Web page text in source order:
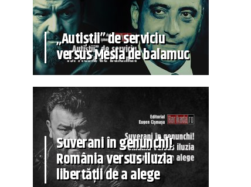
„Autiștii” de serviciu
versus Mesia de balamuc
Suverani în genunchi!
România versus iluzia
libertății de a alege